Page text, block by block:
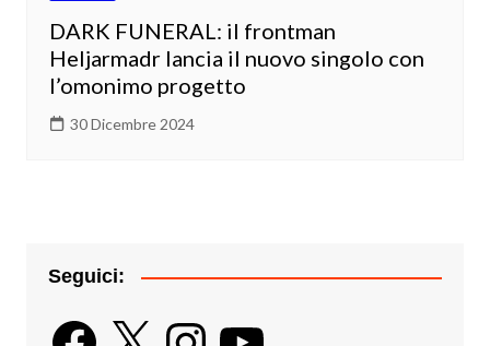
DARK FUNERAL: il frontman
Heljarmadr lancia il nuovo singolo con
l’omonimo progetto
30 Dicembre 2024
Seguici:
Facebook
X InstagramYouTube